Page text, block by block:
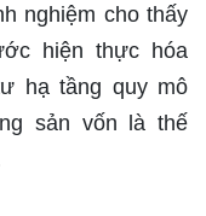
nghiệm cho thấy
hiện thực hóa
hạ tầng quy mô
sản vốn là thế